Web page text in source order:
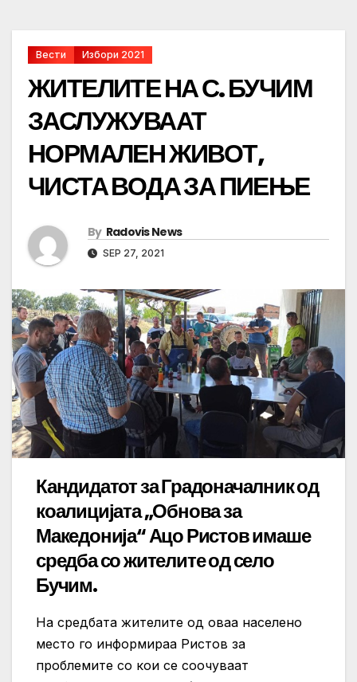
Вести Избори 2021
ЖИТЕЛИТЕ НА С. БУЧИМ
ЗАСЛУЖУВААТ
НОРМАЛЕН ЖИВОТ,
ЧИСТА ВОДА ЗА ПИЕЊЕ
By Radovis News
SEP 27, 2021
Кандидатот за Градоначалник од
коалицијата „Обнова за
Македонија“ Ацо Ристов имаше
средба со жителите од село
Бучим.
На средбата жителите од оваа населено
место го информираа Ристов за
проблемите со кои се соочуваат